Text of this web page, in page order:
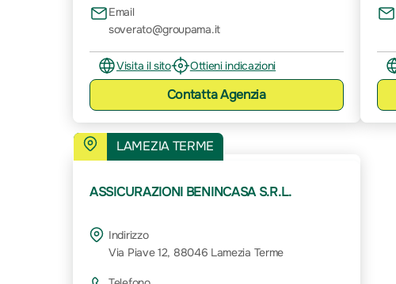
Email
soverato@groupama.it
Visita il sito Ottieni indicazioni
ContattaAgenzia
LAMEZIA TERME
ASSICURAZIONI BENINCASA S.R.L.
Indirizzo
Via Piave 12, 88046 Lamezia Terme